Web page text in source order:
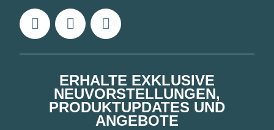
ERHALTE EXKLUSIVE
NEUVORSTELLUNGEN,
PRODUKTUPDATES UND
ANGEBOTE